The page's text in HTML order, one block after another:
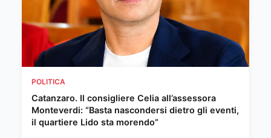
POLITICA
Catanzaro. Il consigliere Celia all’assessora
Monteverdi: “Basta nascondersi dietro gli eventi,
il quartiere Lido sta morendo”